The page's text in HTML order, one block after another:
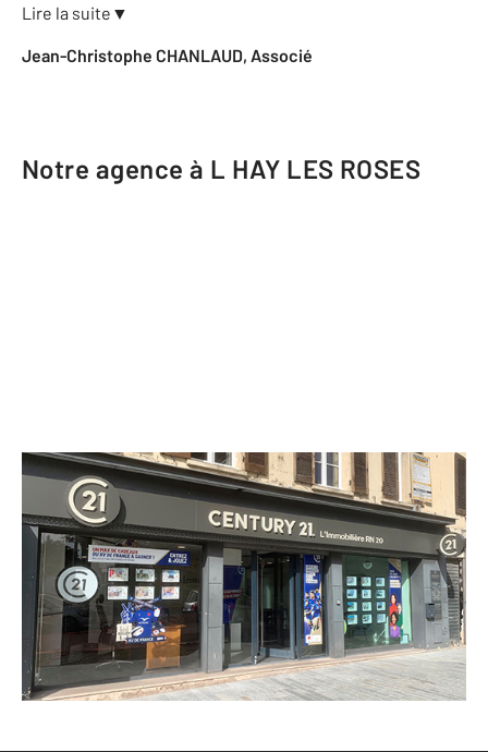
Lire la suite ▼
Jean-Christophe CHANLAUD, Associé
Notre agence à L HAY LES ROSES
CENTURY 21 L'Immobilière RN 20
9 rue Jean Jaurès
L HAY LES ROSES - 94240
Envoyer un message
Téléphoner à l'agence